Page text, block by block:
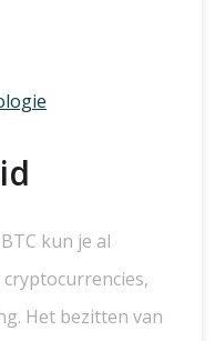
kun je al
Het bezitten van